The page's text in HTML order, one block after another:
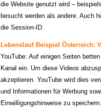
die Website genutzt wird –
besucht werden als andere. Auch
die Session-ID.
Lebenslauf Beispiel Österreich:
YouTube: Auf einigen Seiten
Kanal ein. Um diese Videos
akzeptieren. YouTube wird dies
und Informationen für Werbung
Einwilligungshinweise zu speichern.